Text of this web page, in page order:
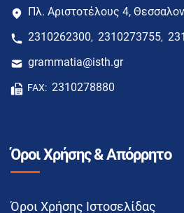
Πλ. Αριστοτέλους 4,
2310262300, 2310273755,
grammatia@isth.gr
FAX: 2310278880
Όροι Χρήσης & Απόρρητο
Όροι Χρήσης Ιστοσελίδας